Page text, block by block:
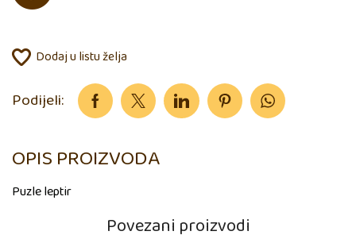
Dodaj u listu želja
Podijeli:
OPIS PROIZVODA
Puzle leptir
Povezani proizvodi